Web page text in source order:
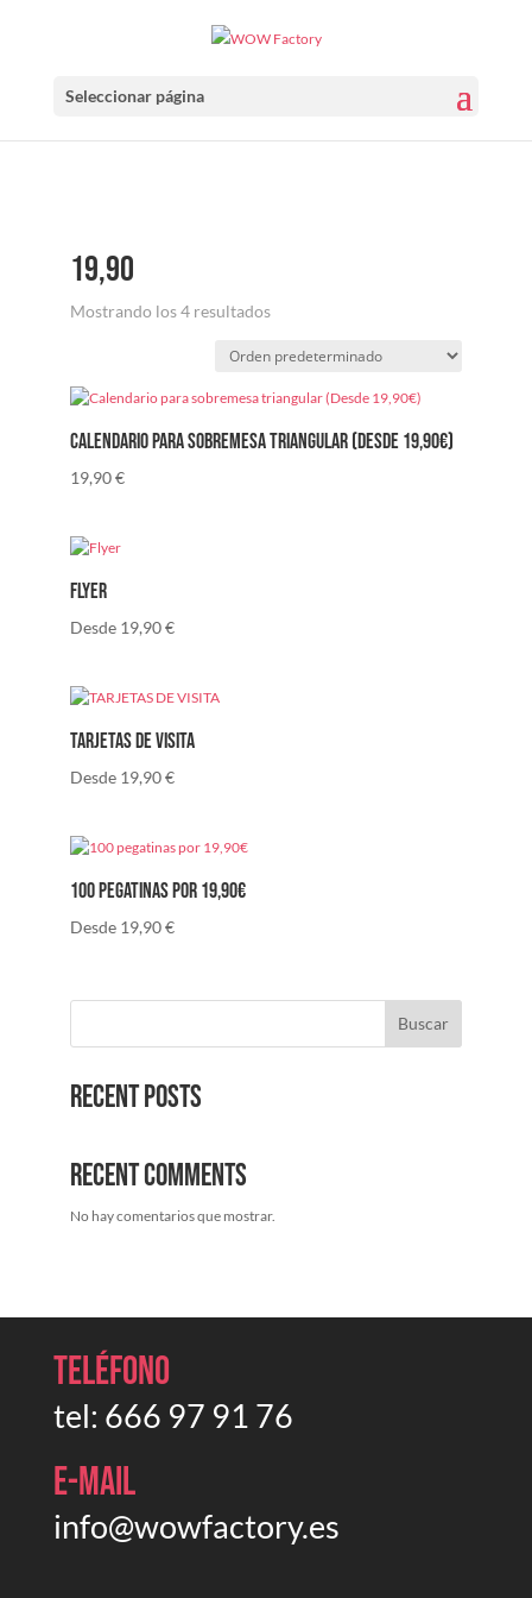
Seleccionar página
19,90
Mostrando los 4 resultados
Calendario para sobremesa triangular (Desde 19,90€)
19,90€
Flyer
Desde 19,90€
TARJETAS DE VISITA
Desde 19,90€
100 pegatinas por 19,90€
Desde 19,90€
Buscar
Recent Posts
Recent Comments
No hay comentarios que mostrar.
Teléfono
tel: 666 97 91 76
E-mail
info@wowfactory.es